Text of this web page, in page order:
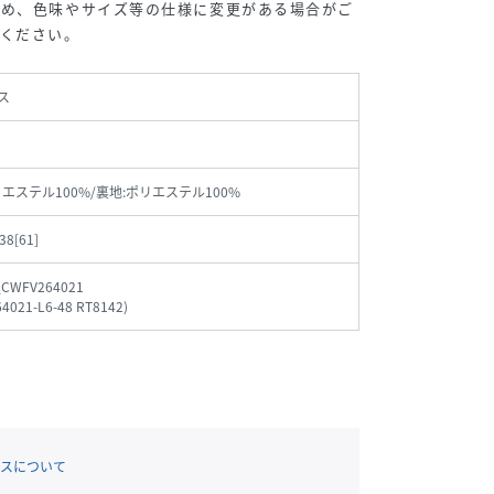
、色味やサイズ等の仕様に変更がある場合がご
ださい。
ステル100%/裏地:ポリエステル100%
L6-48 RT8142)
について